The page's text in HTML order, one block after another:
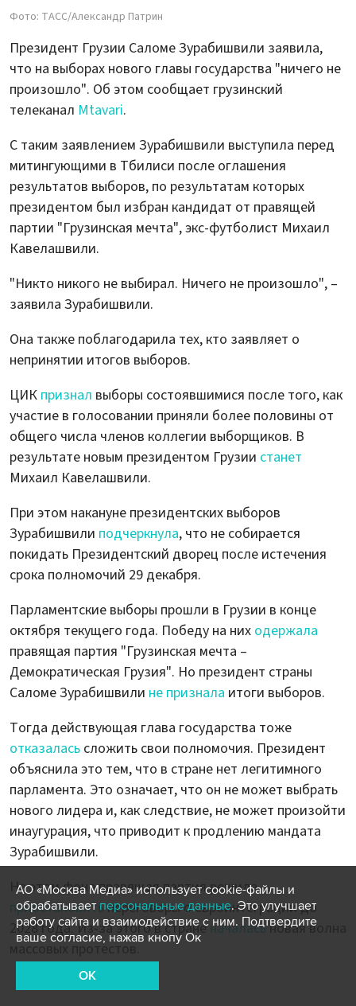
Фото: ТАСС/Александр Патрин
Президент Грузии Саломе Зурабишвили заявила,
что на выборах нового главы государства "ничего не
произошло". Об этом сообщает грузинский
телеканал Mtavari.
С таким заявлением Зурабишвили выступила перед
митингующими в Тбилиси после оглашения
результатов выборов, по результатам которых
президентом был избран кандидат от правящей
партии "Грузинская мечта", экс-футболист Михаил
Кавелашвили.
"Никто никого не выбирал. Ничего не произошло", –
заявила Зурабишвили.
Она также поблагодарила тех, кто заявляет о
непринятии итогов выборов.
ЦИК признал выборы состоявшимися после того, как
участие в голосовании приняли более половины от
общего числа членов коллегии выборщиков. В
результате новым президентом Грузии станет
Михаил Кавелашвили.
При этом накануне президентских выборов
Зурабишвили подчеркнула, что не собирается
покидать Президентский дворец после истечения
срока полномочий 29 декабря.
Парламентские выборы прошли в Грузии в конце
октября текущего года. Победу на них одержала
правящая партия "Грузинская мечта –
Демократическая Грузия". Но президент страны
Саломе Зурабишвили не признала итоги выборов.
Тогда действующая глава государства тоже
отказалась сложить свои полномочия. Президент
объяснила это тем, что в стране нет легитимного
парламента. Это означает, что он не может выбрать
нового лидера и, как следствие, не может произойти
инаугурация, что приводит к продлению мандата
Зурабишвили.
На этом фоне правящая партия решила
приостановитьпереговоры о евроинтеграции до
2028 года. Из-за этого в страненачаласьновая волна
массовых протестов.
АО «Москва Медиа» использует cookie-файлы и
обрабатываетперсональные данные. Это улучшает
работу сайта и взаимодействие с ним. Подтвердите
ваше согласие, нажав кнопу Ок
OK